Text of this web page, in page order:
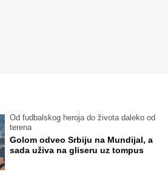
Od fudbalskog heroja do života daleko od
terena
Golom odveo Srbiju na Mundijal, a
sada uživa na gliseru uz tompus